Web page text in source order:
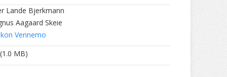
Lande Bjerkmann
Aagaard Skeie
Vennemo
(1.0 MB)